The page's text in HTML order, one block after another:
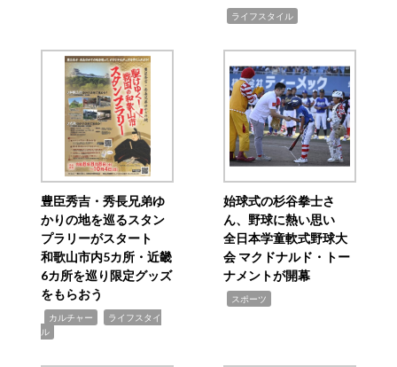
ライフスタイル
豊臣秀吉・秀長兄弟ゆ
かりの地を巡るスタン
プラリーがスタート
和歌山市内5カ所・近畿
6カ所を巡り限定グッズ
をもらおう
カルチャー
ライフスタイ
ル
始球式の杉谷拳士さ
ん、野球に熱い思い
全日本学童軟式野球大
会 マクドナルド・トー
ナメントが開幕
スポーツ